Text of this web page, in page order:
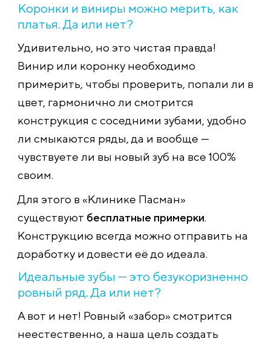
Коронки и виниры можно мерить, как
платья. Да или нет?
Удивительно, но это чистая правда!
Винир или коронку необходимо
примерить, чтобы проверить, попали ли в
цвет, гармонично ли смотрится
конструкция с соседними зубами, удобно
ли смыкаются ряды, да и вообще —
чувствуете ли вы новый зуб на все 100%
своим.
Для этого в «Клинике Пасман»
существуют бесплатные примерки.
Конструкцию всегда можно отправить на
доработку и довести её до идеала.
Идеальные зубы — это безукоризненно
ровный ряд. Да или нет?
А вот и нет! Ровный «забор» смотрится
неестественно, а наша цель создать